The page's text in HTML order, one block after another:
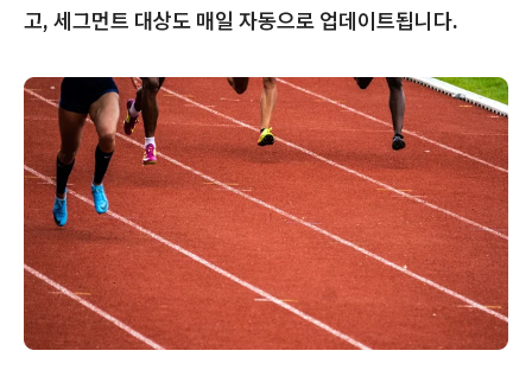
고, 세그먼트 대상도 매일 자동으로 업데이트됩니다.